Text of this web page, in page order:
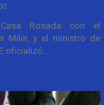
Rosada con el
Milei, y el ministro de
oficializó...